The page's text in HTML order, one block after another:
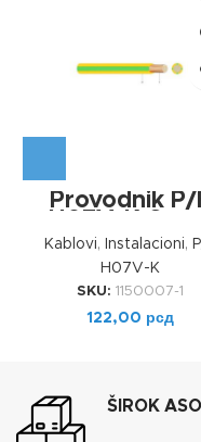
Provodnik P/
Žuto-zelena
Kablovi, Instalacioni,
H07V-K
SKU: 1150007-1
122,00 рсд
ŠIROK